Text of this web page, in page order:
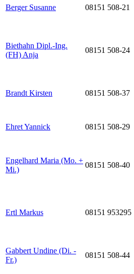
Berger Susanne 08151 508-21
Biethahn Dipl.-Ing.
(FH) Anja
08151 508-24
Brandt Kirsten 08151 508-37
Ehret Yannick 08151 508-29
Engelhard Maria (Mo. +
Mi.)
08151 508-40
Ertl Markus 08151 953295
Gabbert Undine (Di. -
Fr.)
08151 508-44